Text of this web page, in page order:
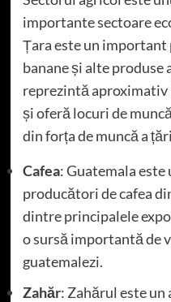
importante sectoare
Țara este un important
banane și alte
reprezintă aproximativ
și oferă locuri de
din forța de muncă a
Cafea: Guatemala
producători de cafea
dintre principalele
o sursă importantă de
guatemalezi.
Zahăr: Zahărul este un